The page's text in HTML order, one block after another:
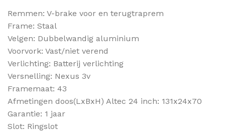
Remmen: V-brake voor en terugtraprem
Frame: Staal
Velgen: Dubbelwandig aluminium
Voorvork: Vast/niet verend
Verlichting: Batterij verlichting
Versnelling: Nexus 3v
Framemaat: 43
Afmetingen doos(LxBxH) Altec 24 inch: 131x24x70
Garantie: 1 jaar
Slot: Ringslot